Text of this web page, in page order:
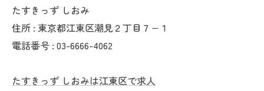
たすきっず しおみ
住所 : 東京都江東区潮見２丁目７−１
電話番号 : 03-6666-4062
たすきっず しおみは江東区で求人